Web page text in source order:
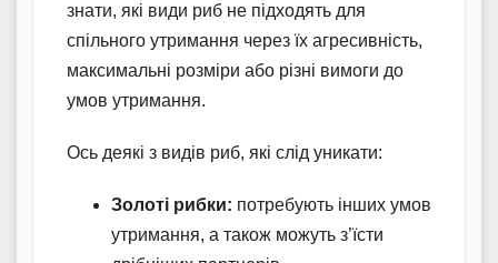
знати, які види риб не підходять для
спільного утримання через їх агресивність,
максимальні розміри або різні вимоги до
умов утримання.
Ось деякі з видів риб, які слід уникати:
Золоті рибки: потребують інших умов
утримання, а також можуть з’їсти